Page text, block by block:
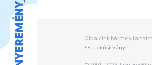
Oldalaink bármely
SSL tanúsítvány